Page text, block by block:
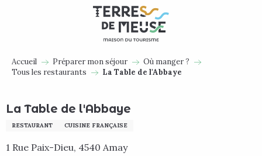
Accueil Préparer mon séjour
Où manger ?
Tous les restaurants
La Table de l'Abbaye
La Table de l'Abbaye
RESTAURANT CUISINE FRANÇAISE
1 Rue Paix-Dieu, 4540 Amay